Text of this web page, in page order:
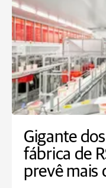
Gigante
fábrica de
prevê mais